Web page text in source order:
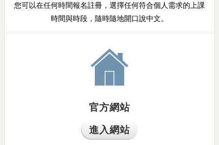
您可以在任何時間報名註冊，選擇任何符合個人需求的上課
時間與時段，隨時隨地開口說中文。
官方網站
進入網站